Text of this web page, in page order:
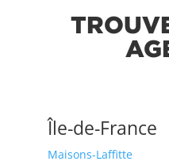
Île-de-France
Maisons-Laffitte